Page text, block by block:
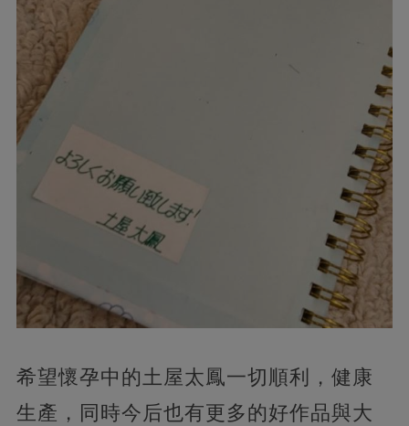
希望懷孕中的土屋太鳳一切順利，健康
生產，同時今后也有更多的好作品與大